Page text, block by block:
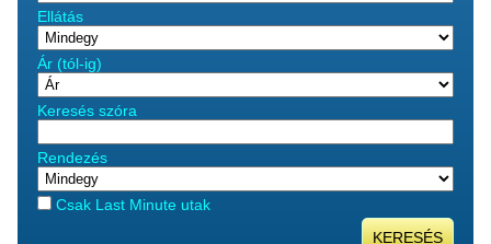
Ellátás
Ár (tól-ig)
Keresés szóra
Rendezés
Csak Last Minute utak
KERESÉS